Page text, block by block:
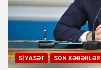
SIYASƏT SON XƏBƏRLƏR